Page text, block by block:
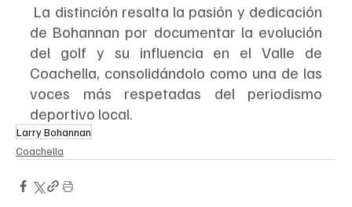
de Bohannan por documentar la evolución
del golf y su influencia en el Valle de
Coachella, consolidándolo como una de las
voces más respetadas del periodismo
deportivo local.
Larry Bohannan
Coachella